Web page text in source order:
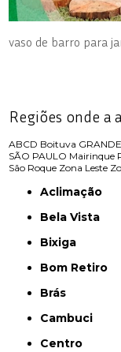
vaso de barro para
Regiões onde a
ABCD Boituva
SÃO PAULO Mairinque
São Roque Zona Leste
Aclimação
Bela Vista
Bixiga
Bom Retiro
Brás
Cambuci
Centro